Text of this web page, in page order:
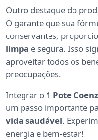
Outro destaque do
O garante que sua
conservantes,
limpa e segura. Isso
aproveitar todos os
preocupações.
Integrar o 1 Pote
um passo importante
vida saudável.
energia e bem-estar!